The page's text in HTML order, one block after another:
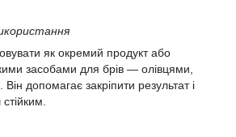
як окремий продукт або
засобами для брів — олівцями,
допомагає закріпити результат і